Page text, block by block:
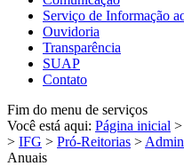
Serviço de Informação
Ouvidoria
Transparência
SUAP
Contato
Fim do menu de serviços
Você está aqui: Página inicial >
> IFG > Pró-Reitorias >
Anuais